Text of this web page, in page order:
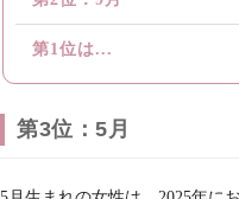
第1位は...
第3位：5月